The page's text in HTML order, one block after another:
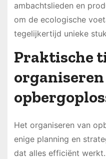
ambachtslieden en
om de ecologische
tegelijkertijd unieke
Praktische
Het organiseren van
enige planning en
dat alles efficiënt